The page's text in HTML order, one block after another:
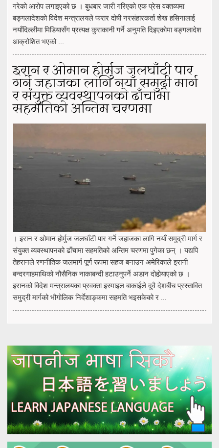
गरेको आरोप लगाइएको छ । बुधबार जारी गरिएको एक प्रेस वक्तव्यमा
बङ्गलादेशको विदेश मन्त्रालयले फरार दोषी नरसंहारकर्ता शेख हसिनालाई
नयाँदिल्लीमा मिडियासँग प्रत्यक्ष कुराकानी गर्ने अनुमति दिइएकोमा बङ्गलादेश
आक्रोशित भएको ...
इरान र ओमान होर्मुज जलघाँटी पार
गर्ने जहाजका लागि नयाँ समुद्री मार्ग
र संयुक्त व्यवस्थापनको ढाँचामा
सहमतिको अन्तिम चरणमा
। इरान र ओमान होर्मुज जलघाँटी पार गर्ने जहाजका लागि नयाँ समुद्री मार्ग र
संयुक्त व्यवस्थापनको ढाँचामा सहमतिको अन्तिम चरणमा पुगेका छन् । यद्यपि
तेहरानले रणनीतिक जलमार्ग पूर्ण रूपमा सहज बनाउन अमेरिकाले इरानी
बन्दरगाहमाथिको नौसैनिक नाकाबन्दी हटाउनुपर्ने अडान दोहोर्‍याएको छ ।
इरानको विदेश मन्त्रालयका प्रवक्ता इस्माइल बाकाईले दुवै देशबीच प्रस्तावित
समुद्री मार्गको भौगोलिक निर्देशाङ्कमा सहमति भइसकेको र ...